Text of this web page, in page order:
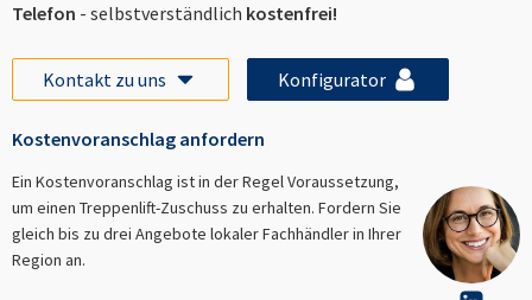
Telefon - selbstverständlich kostenfrei!
Kontakt zu uns Konfigurator
Kostenvoranschlag anfordern
Ein Kostenvoranschlag ist in der Regel Voraussetzung,
um einen Treppenlift-Zuschuss zu erhalten. Fordern Sie
gleich bis zu drei Angebote lokaler Fachhändler in Ihrer
Region an.